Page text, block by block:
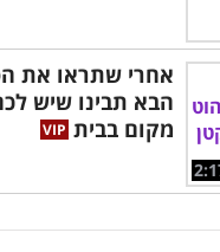
אחרי שתראו את
הבא תבינו שיש
מקום בבית